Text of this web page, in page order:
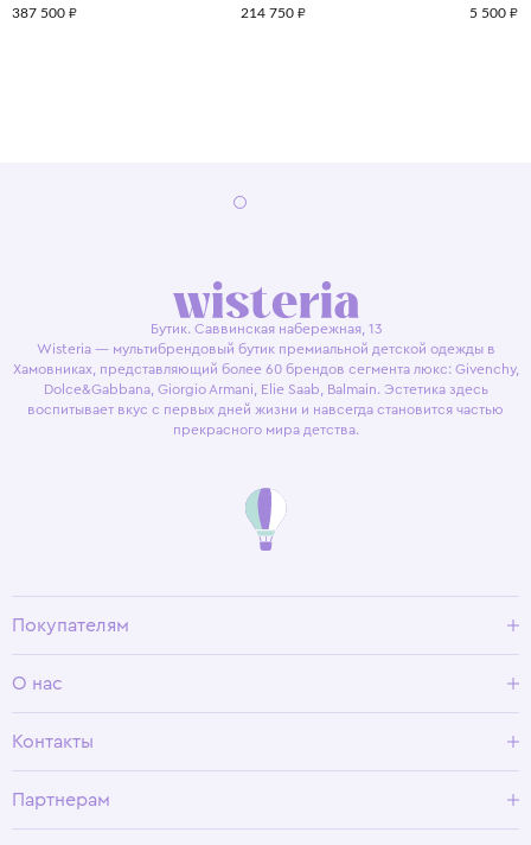
387 500 ₽ 214 750 ₽ 5 500 ₽
Бутик. Саввинская набережная, 13
Wisteria — мультибрендовый бутик премиальной детской одежды в
Хамовниках, представляющий более 60 брендов сегмента люкс: Givenchy,
Dolce&Gabbana, Giorgio Armani, Elie Saab, Balmain. Эстетика здесь
воспитывает вкус с первых дней жизни и навсегда становится частью
прекрасного мира детства.
Покупателям
Условия возврата
О нас
Программа лояльности
Контакты
Партнерам